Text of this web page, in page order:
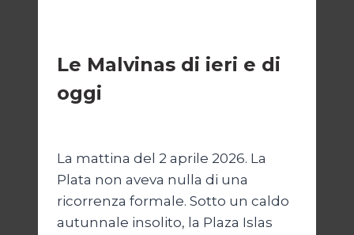
Le Malvinas di ieri e di
oggi
La mattina del 2 aprile 2026. La
Plata non aveva nulla di una
ricorrenza formale. Sotto un caldo
autunnale insolito, la Plaza Islas